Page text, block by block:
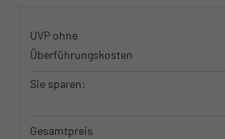
UVP ohne
Überführungskosten
Sie sparen:
Gesamtpreis